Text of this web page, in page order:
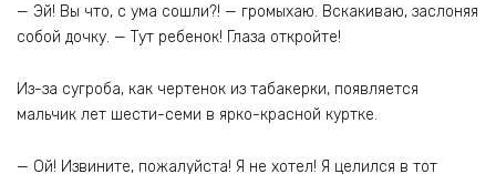
— Эй! Вы что, с ума сошли?! — громыхаю. Вскакиваю, заслоняя
собой дочку. — Тут ребенок! Глаза откройте!
Из-за сугроба, как чертенок из табакерки, появляется
мальчик лет шести-семи в ярко-красной куртке.
— Ой! Извините, пожалуйста! Я не хотел! Я целился в тот